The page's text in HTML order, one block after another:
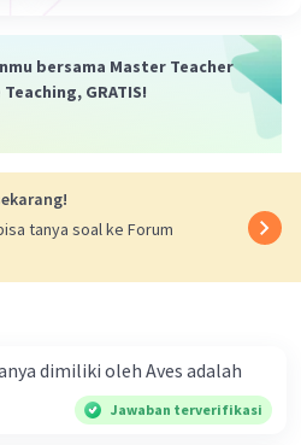
bersama Master Teacher
GRATIS!
tanya soal ke Forum
dimiliki oleh Aves adalah
Jawaban terverifikasi